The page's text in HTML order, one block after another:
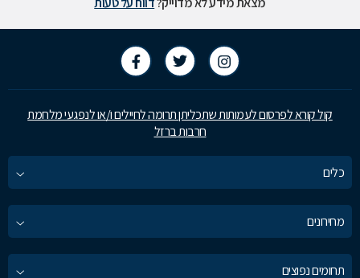
קול קורא לפרסום לעמותות שתכליתן תרומה לחיילים ו/או לנפגעי מלחמת
חרבות ברזל
כלים
מחירונים
תחומים נפוצים